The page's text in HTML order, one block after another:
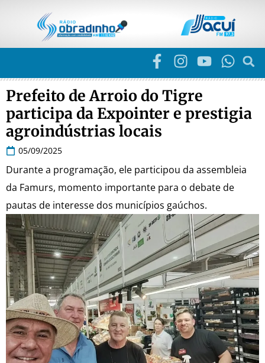
Prefeito de Arroio do Tigre
participa da Expointer e prestigia
agroindústrias locais
05/09/2025
Durante a programação, ele participou da assembleia
da Famurs, momento importante para o debate de
pautas de interesse dos municípios gaúchos.